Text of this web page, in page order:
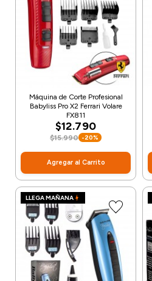
Máquina de Corte Profesional
Babyliss Pro X2 Ferrari Volare
FX811
$12.790
$15.990 -20%
Agregar al Carrito
LLEGA MAÑANA